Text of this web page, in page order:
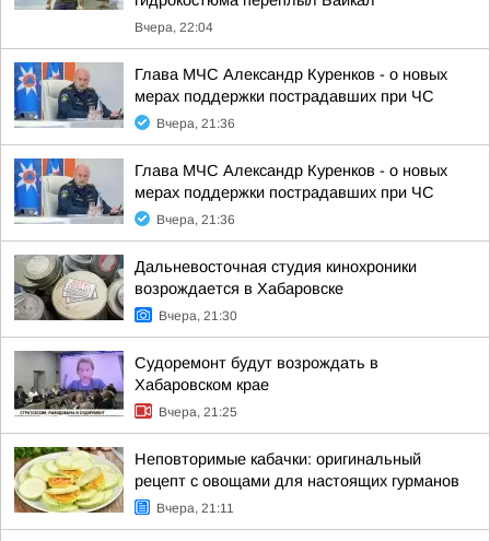
Вчера, 22:04
Глава МЧС Александр Куренков - о новых
мерах поддержки пострадавших при ЧС
Вчера, 21:36
Глава МЧС Александр Куренков - о новых
мерах поддержки пострадавших при ЧС
Вчера, 21:36
Дальневосточная студия кинохроники
возрождается в Хабаровске
Вчера, 21:30
Судоремонт будут возрождать в
Хабаровском крае
Вчера, 21:25
Неповторимые кабачки: оригинальный
рецепт с овощами для настоящих гурманов
Вчера, 21:11